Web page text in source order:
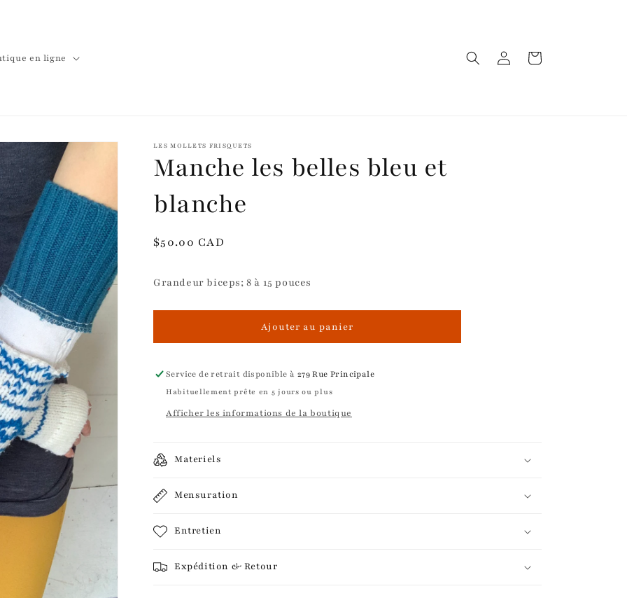
en ligne ConnexionPanier
LES MOLLETS FRISQUETS
Manche les belles bleu et
blanche
Prix
$50.00 CAD
Grandeur biceps; 8 à 15 pouces
Ajouter au panier
Service de retrait disponible à 279 Rue Principale
Habituellement prête en 5 jours ou plus
Afficher les informations de la boutique
Materiels
Mensuration
Entretien
Expédition & Retour